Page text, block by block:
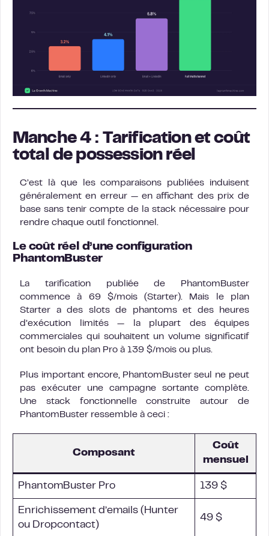
Manche 4 : Tarification et coût
total de possession réel
C’est là que les comparaisons publiées induisent
généralement en erreur — en affichant des prix de
base sans tenir compte de la stack nécessaire pour
rendre chaque outil fonctionnel.
Le coût réel d’une configuration
PhantomBuster
La tarification publiée de PhantomBuster
commence à 69 $/mois (Starter). Mais le plan
Starter a des slots de phantoms et des heures
d’exécution limités — la plupart des équipes
commerciales qui souhaitent un volume significatif
ont besoin du plan Pro à 139 $/mois ou plus.
Plus important encore, PhantomBuster seul ne peut
pas exécuter une campagne sortante complète.
Une stack fonctionnelle construite autour de
PhantomBuster ressemble à ceci :
Composant
Coût
mensuel
PhantomBuster Pro 139 $
Enrichissement d’emails (Hunter
ou Dropcontact)
49 $